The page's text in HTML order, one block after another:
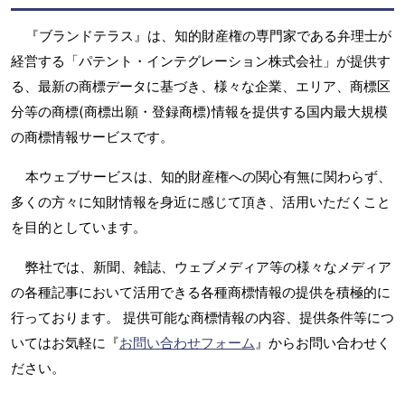
『ブランドテラス』は、知的財産権の専門家である弁理士が
経営する「パテント・インテグレーション株式会社」が提供す
る、最新の商標データに基づき、様々な企業、エリア、商標区
分等の商標(商標出願・登録商標)情報を提供する国内最大規模
の商標情報サービスです。
本ウェブサービスは、知的財産権への関心有無に関わらず、
多くの方々に知財情報を身近に感じて頂き、活用いただくこと
を目的としています。
弊社では、新聞、雑誌、ウェブメディア等の様々なメディア
の各種記事において活用できる各種商標情報の提供を積極的に
行っております。 提供可能な商標情報の内容、提供条件等につ
いてはお気軽に『お問い合わせフォーム』からお問い合わせく
ださい。